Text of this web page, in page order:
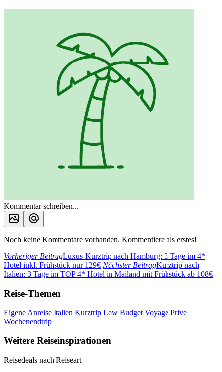
Kommentar schreiben...
Noch keine Kommentare vorhanden. Kommentiere als erstes!
Vorheriger BeitragLuxus-Kurztrip nach Hamburg: 3 Tage im 4*
Hotel inkl. Frühstück nur 129€ Nächster BeitragKurztrip nach
Italien: 3 Tage im TOP 4* Hotel in Mailand mit Frühstück ab 108€
Reise-Themen
Eigene Anreise Italien Kurztrip Low Budget Voyage Privé
Wochenendtrip
Weitere Reiseinspirationen
Reisedeals nach Reiseart